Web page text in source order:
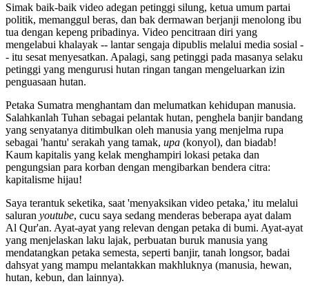
Simak baik-baik video adegan petinggi silung, ketua umum partai
politik, memanggul beras, dan bak dermawan berjanji menolong ibu
tua dengan kepeng pribadinya. Video pencitraan diri yang
mengelabui khalayak -- lantar sengaja dipublis melalui media sosial -
- itu sesat menyesatkan. Apalagi, sang petinggi pada masanya selaku
petinggi yang mengurusi hutan ringan tangan mengeluarkan izin
penguasaan hutan.
Petaka Sumatra menghantam dan melumatkan kehidupan manusia.
Salahkanlah Tuhan sebagai pelantak hutan, penghela banjir bandang
yang senyatanya ditimbulkan oleh manusia yang menjelma rupa
sebagai 'hantu' serakah yang tamak, upa (konyol), dan biadab!
Kaum kapitalis yang kelak menghampiri lokasi petaka dan
pengungsian para korban dengan mengibarkan bendera citra:
kapitalisme hijau!
Saya terantuk seketika, saat 'menyaksikan video petaka,' itu melalui
saluran youtube, cucu saya sedang menderas beberapa ayat dalam
Al Qur'an. Ayat-ayat yang relevan dengan petaka di bumi. Ayat-ayat
yang menjelaskan laku lajak, perbuatan buruk manusia yang
mendatangkan petaka semesta, seperti banjir, tanah longsor, badai
dahsyat yang mampu melantakkan makhluknya (manusia, hewan,
hutan, kebun, dan lainnya).